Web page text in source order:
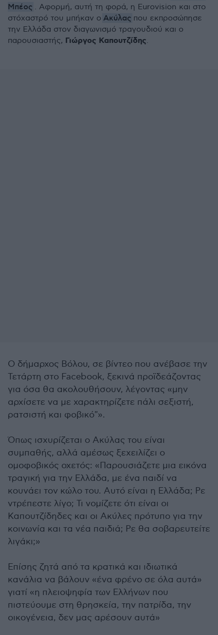
Μπέος . Αφορμή, αυτή τη φορά, η Eurovision και στο
στόχαστρό του μπήκαν ο Ακύλας που εκπροσώπησε
την Ελλάδα στον διαγωνισμό τραγουδιού και ο
παρουσιαστής, Γιώργος Καπουτζίδης.
Ο δήμαρχος Βόλου, σε βίντεο που ανέβασε την
Τετάρτη στο Facebook, ξεκινά προϊδεάζοντας
για όσα θα ακολουθήσουν, λέγοντας «μην
αρχίσετε να με χαρακτηρίζετε πάλι σεξιστή,
ρατσιστή και φοβικό"».
Όπως ισχυρίζεται ο Ακύλας του είναι
συμπαθής, αλλά αμέσως ξεχειλίζει ο
ομοφοβικός οχετός: «Παρουσιάζετε μια εικόνα
τραγική για την Ελλάδα, με ένα παιδί να
κουνάει τον κώλο του. Αυτό είναι η Ελλάδα; Ρε
ντρέπεστε λίγο; Τι νομίζετε ότι είναι οι
Καπουτζίδηδες και οι Ακύλες πρότυπο για την
κοινωνία και τα νέα παιδιά; Ρε θα σοβαρευτείτε
λιγάκι;»
Επίσης ζητά από τα κρατικά και ιδιωτικά
κανάλια να βάλουν «ένα φρένο σε όλα αυτά»
γιατί «η πλειοψηφία των Ελλήνων που
πιστεύουμε στη θρησκεία, την πατρίδα, την
οικογένεια, δεν μας αρέσουν αυτά»